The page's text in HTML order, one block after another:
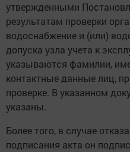
утвержденными
результатам проверки
водоснабжение и (или)
допуска узла учета к
указываются фамилии,
контактные данные лиц,
проверке. В указанном
указаны.
Более того, в случае
подписания акта он